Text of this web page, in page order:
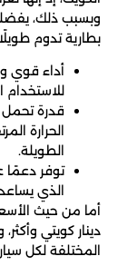
وبسبب ذلك،
بطارية تدوم
أداء قوي
للاستخدام
قدرة تحمل
الحرارة
الطويلة.
توفر دعمًا
الذي
دينار كويتي
المختلفة لكل